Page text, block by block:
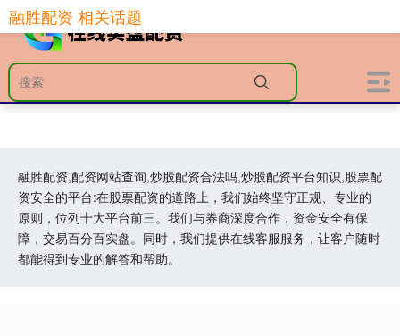
融胜配资,配资网站查询,炒股配资合法吗,炒股配资平台知识,股票配
资安全的平台:在股票配资的道路上，我们始终坚守正规、专业的
原则，位列十大平台前三。我们与券商深度合作，资金安全有保
障，交易百分百实盘。同时，我们提供在线客服服务，让客户随时
都能得到专业的解答和帮助。
融胜配资 相关话题